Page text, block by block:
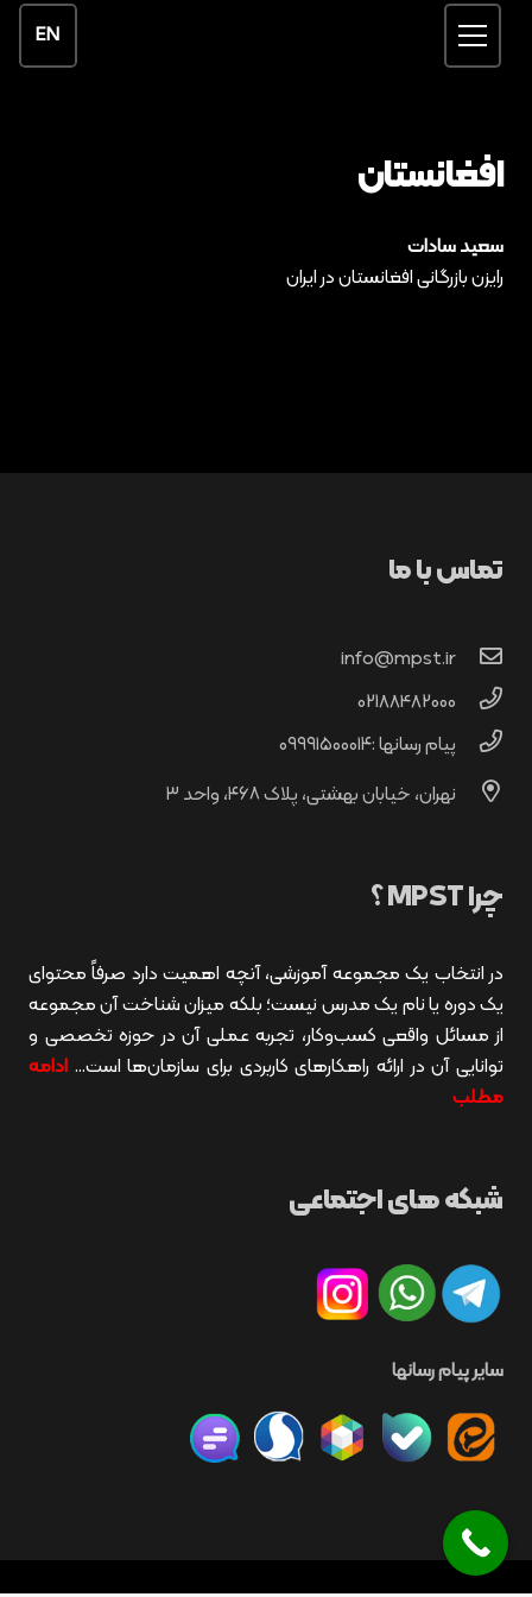
EN
افغانستان
سعید سادات
رایزن بازرگانی افغانستان در ایران
تماس با ما
info@mpst.ir
02188482000
پیام رسانها :۰۹۹۹۱۵۰۰۰۱۴
نهران، خیابان بهشتی، پلاک ۴۶۸، واحد ۳
چرا MPST ؟
در انتخاب یک مجموعه آموزشی، آنچه اهمیت دارد صرفاً محتوای
یک دوره یا نام یک مدرس نیست؛ بلکه میزان شناخت آن مجموعه
از مسائل واقعی کسب‌وکار، تجربه عملی آن در حوزه تخصصی و
توانایی آن در ارائه راهکارهای کاربردی برای سازمان‌ها است… ادامه
مطلب
شبکه های اجتماعی
سایر پیام رسانها